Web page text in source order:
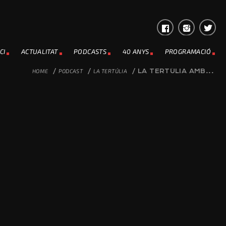
ACTUALITAT PODCASTS 40 ANYS PROGRAMACIÓ
HOME / PODCAST / LA TERTÚLIA / LA TERTÚLIA AMB...